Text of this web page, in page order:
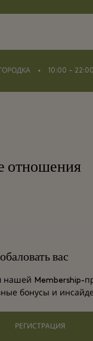
⬩ 10:00 – 22:00
отношения
для вас
нашей Membership-
бонусы и
РЕГИСТРАЦИЯ